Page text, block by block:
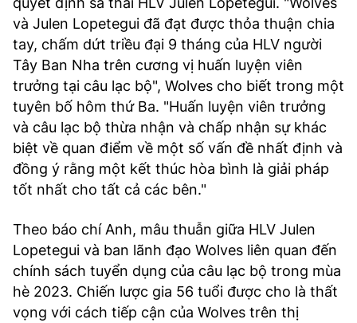
và Julen Lopetegui đã đạt được thỏa thuận chia
tay, chấm dứt triều đại 9 tháng của HLV người
Tây Ban Nha trên cương vị huấn luyện viên
trưởng tại câu lạc bộ", Wolves cho biết trong một
tuyên bố hôm thứ Ba. "Huấn luyện viên trưởng
và câu lạc bộ thừa nhận và chấp nhận sự khác
biệt về quan điểm về một số vấn đề nhất định và
đồng ý rằng một kết thúc hòa bình là giải pháp
tốt nhất cho tất cả các bên."
Theo báo chí Anh, mâu thuẫn giữa HLV Julen
Lopetegui và ban lãnh đạo Wolves liên quan đến
chính sách tuyển dụng của câu lạc bộ trong mùa
hè 2023. Chiến lược gia 56 tuổi được cho là thất
vọng với cách tiếp cận của Wolves trên thị